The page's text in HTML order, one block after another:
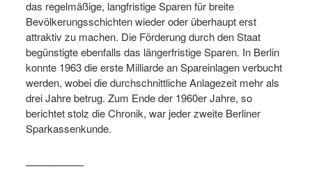
das regelmäßige, langfristige Sparen für breite
Bevölkerungsschichten wieder oder überhaupt erst
attraktiv zu machen. Die Förderung durch den Staat
begünstigte ebenfalls das längerfristige Sparen. In Berlin
konnte 1963 die erste Milliarde an Spareinlagen verbucht
werden, wobei die durchschnittliche Anlagezeit mehr als
drei Jahre betrug. Zum Ende der 1960er Jahre, so
berichtet stolz die Chronik, war jeder zweite Berliner
Sparkassenkunde.
—————–